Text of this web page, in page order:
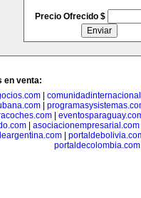
Precio Ofrecido $
en venta:
|
| asociacionempresarial.com
|
portaldecolombia.com